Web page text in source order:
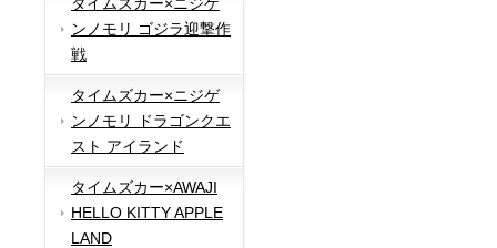
タイムズカー×ニジゲ
ンノモリ ゴジラ迎撃作
戦
タイムズカー×ニジゲ
ンノモリ ドラゴンクエ
スト アイランド
タイムズカー×AWAJI
HELLO KITTY APPLE
LAND